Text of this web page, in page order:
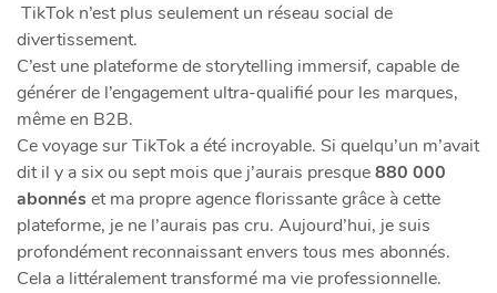
TikTok n’est plus seulement un réseau social de
divertissement.
C’est une plateforme de storytelling immersif, capable de
générer de l’engagement ultra-qualifié pour les marques,
même en B2B.
Ce voyage sur TikTok a été incroyable. Si quelqu’un m’avait
dit il y a six ou sept mois que j’aurais presque880 000
abonnéset ma propre agence florissante grâce à cette
plateforme, je ne l’aurais pas cru. Aujourd’hui, je suis
profondément reconnaissant envers tous mes abonnés.
Cela a littéralement transformé ma vie professionnelle.